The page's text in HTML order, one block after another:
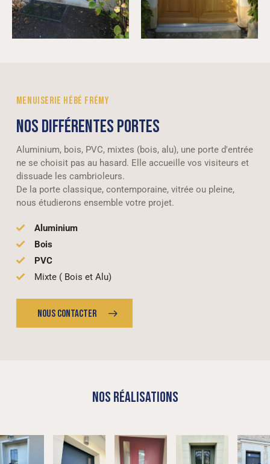
MENUISERIE HÉBÉ FRÉMY
NOS DIFFÉRENTES PORTES
Aluminium, bois, PVC, mixtes (bois, alu), une porte d'entrée
ne se choisit pas au hasard. Elle accueille vos visiteurs et
dissuade les cambrioleurs.
De la porte classique, contemporaine, vitrée ou pleine,
nous étudierons ensemble votre projet.
Aluminium
Bois
PVC
Mixte ( Bois et Alu)
NOUS CONTACTER
NOS RÉALISATIONS